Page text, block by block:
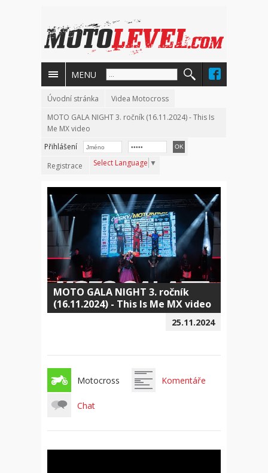
MENU
Úvodní stránka
Videa Motocross
MOTO GALA NIGHT 3. ročník (16.11.2024) - This Is
Me MX video
Přihlášení
Registrace
Select Language ▼
MOTO GALA NIGHT 3. ročník
(16.11.2024) - This Is Me MX video
25.11.2024
Motocross Komentáře
Chat